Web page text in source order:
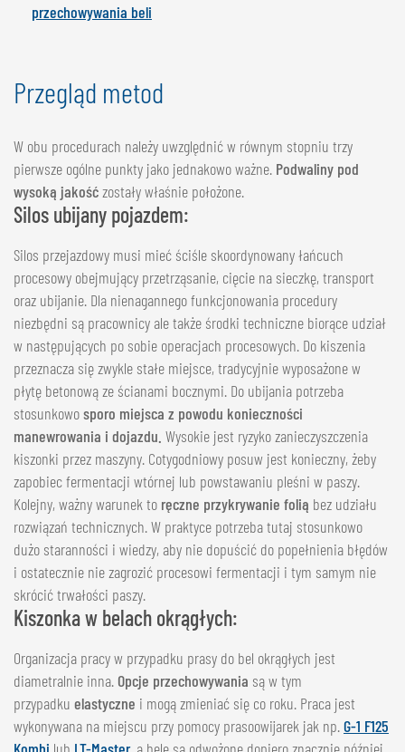
przechowywania beli
Przegląd metod
W obu procedurach należy uwzględnić w równym stopniu trzy
pierwsze ogólne punkty jako jednakowo ważne. Podwaliny pod
wysoką jakośćzostały właśnie położone.
Silos ubijany pojazdem:
Silos przejazdowy musi mieć ściśle skoordynowany łańcuch
procesowy obejmujący przetrząsanie, cięcie na sieczkę, transport
oraz ubijanie. Dla nienagannego funkcjonowania procedury
niezbędni są pracownicy ale także środki techniczne biorące udział
w następujących po sobie operacjach procesowych. Do kiszenia
przeznacza się zwykle stałe miejsce, tradycyjnie wyposażone w
płytę betonową ze ścianami bocznymi. Do ubijania potrzeba
stosunkowosporo miejsca z powodu konieczności
manewrowania i dojazdu. Wysokie jest ryzyko zanieczyszczenia
kiszonki przez maszyny. Cotygodniowy posuw jest konieczny, żeby
zapobiec fermentacji wtórnej lub powstawaniu pleśni w paszy.
Kolejny, ważny warunek to ręczne przykrywanie folią bez udziału
rozwiązań technicznych. W praktyce potrzeba tutaj stosunkowo
dużo staranności i wiedzy, aby nie dopuścić do popełnienia błędów
i ostatecznie nie zagrozić procesowi fermentacji i tym samym nie
skrócić trwałości paszy.
Kiszonka w belach okrągłych:
Organizacja pracy w przypadku prasy do bel okrągłych jest
diametralnie inna. Opcje przechowywania są w tym
przypadku elastyczne i mogą zmieniać się co roku. Praca jest
wykonywana na miejscu przy pomocy prasoowijarek jak np.G-1 F125